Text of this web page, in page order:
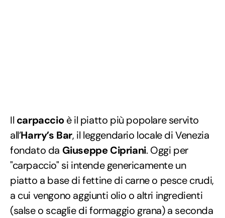
Il carpaccioè il piatto più popolare servito
all’Harry’s Bar, il leggendario locale di Venezia
fondato da Giuseppe Cipriani. Oggi per
"carpaccio" si intende genericamente un
piatto a base di fettine di carne o pesce crudi,
a cui vengono aggiunti olio o altri ingredienti
(salse o scaglie di formaggio grana) a seconda